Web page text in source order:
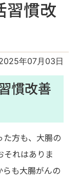
習慣改
年07月03日
慣改善
た方も、大腸の
それはありま
らも大腸がんの